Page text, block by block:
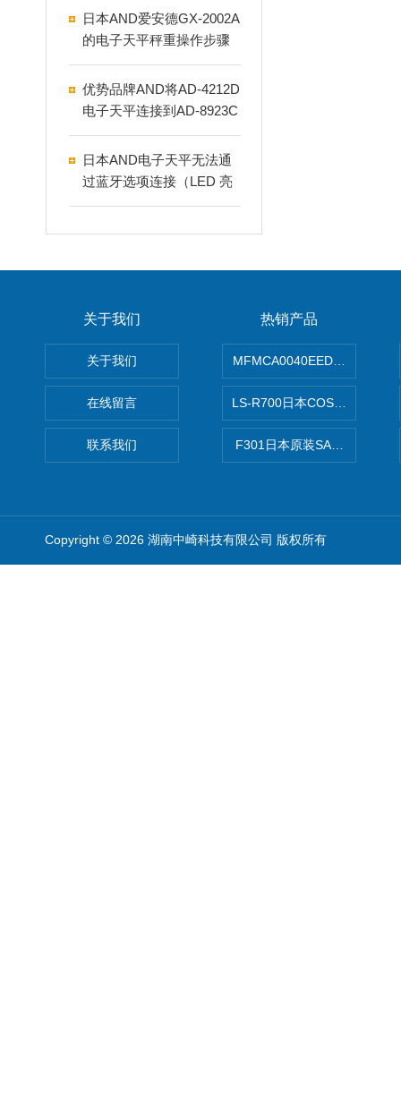
日本AND爱安德GX-2002A
的电子天平秤重操作步骤
和使用说明
优势品牌AND将AD-4212D
电子天平连接到AD-8923C
C
日本AND电子天平无法通
过蓝牙选项连接（LED 亮
起或闪烁）
关于我们
关于我们
在线留言
联系我们
热销产品
MFMCA0040EED-H日本
LS-R700日本COSMO科斯莫
F301日本原装SANAI三爱旋
Copyright © 2026 湖南中崎科技有限公司 版权所有